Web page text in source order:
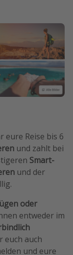
eure Reise bis 6
und zahlt bei
Smart-
und der
oder
entweder im
euch auch
und eure